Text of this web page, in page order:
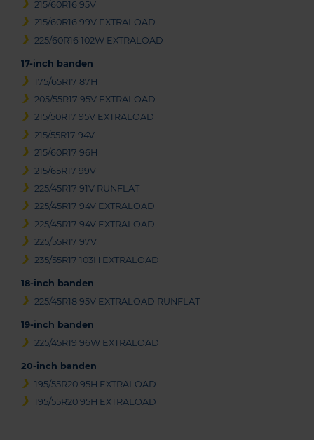
215/60R16 95V
215/60R16 99V EXTRALOAD
225/60R16 102W EXTRALOAD
17-inch banden
175/65R17 87H
205/55R17 95V EXTRALOAD
215/50R17 95V EXTRALOAD
215/55R17 94V
215/60R17 96H
215/65R17 99V
225/45R17 91V RUNFLAT
225/45R17 94V EXTRALOAD
225/45R17 94V EXTRALOAD
225/55R17 97V
235/55R17 103H EXTRALOAD
18-inch banden
225/45R18 95V EXTRALOAD RUNFLAT
19-inch banden
225/45R19 96W EXTRALOAD
20-inch banden
195/55R20 95H EXTRALOAD
195/55R20 95H EXTRALOAD